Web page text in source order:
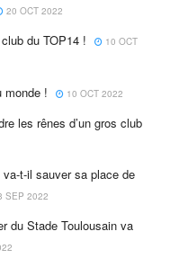
20 OCT 2022
du TOP14 !
10 OCT
monde ! 10 OCT 2022
les rênes d’un gros club
t-il sauver sa place de
SEP 2022
du Stade Toulousain va